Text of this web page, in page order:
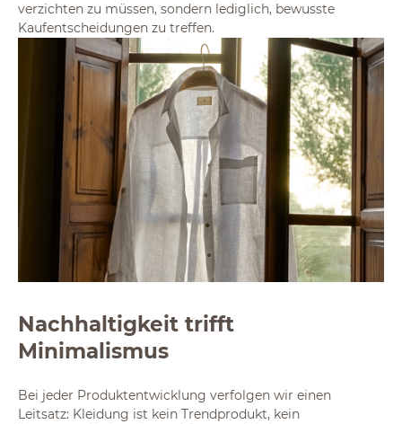
verzichten zu müssen, sondern lediglich, bewusste
Kaufentscheidungen zu treffen.
Nachhaltigkeit trifft
Minimalismus
Bei jeder Produktentwicklung verfolgen wir einen
Leitsatz: Kleidung ist kein Trendprodukt, kein